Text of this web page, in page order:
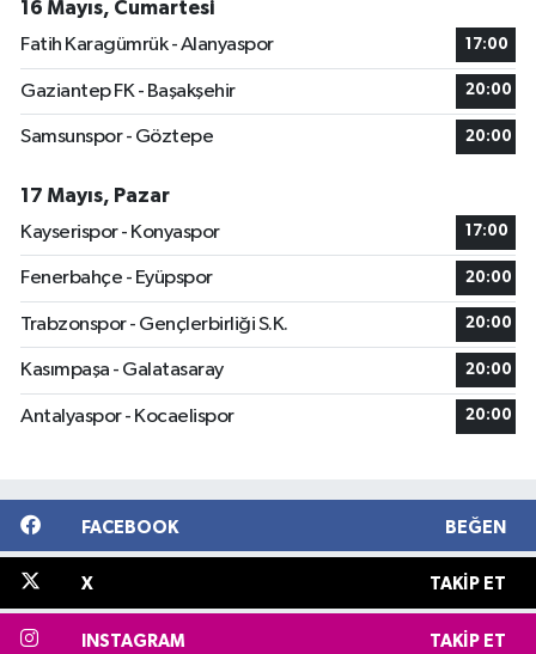
16 Mayıs, Cumartesi
Fatih Karagümrük - Alanyaspor
17:00
Gaziantep FK - Başakşehir 20:00
Samsunspor - Göztepe 20:00
17 Mayıs, Pazar
Kayserispor - Konyaspor
17:00
Fenerbahçe - Eyüpspor 20:00
Trabzonspor - Gençlerbirliği S.K. 20:00
Kasımpaşa - Galatasaray 20:00
Antalyaspor - Kocaelispor 20:00
FACEBOOK BEĞEN
X TAKIP ET
INSTAGRAM TAKIP ET